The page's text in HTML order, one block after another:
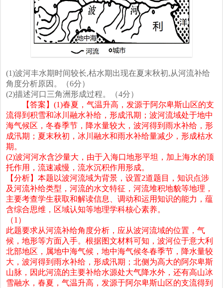
(1)波河丰水期时间较长,枯水期出现在夏末秋初,从河流补给
角度分析原因。（6分）
(2)描述河口三角洲形成过程。（4分）
【答案】(1)春夏，气温升高，发源于阿尔卑斯山区的支
流得到积雪和冰川融水补给，形成汛期；波河流域处于地中
海气候区，冬春季节，降水量较大，波河得到雨水补给，形
成汛期；夏末秋初，冰川融水和雨水补给量减少，形成枯水
期。
(2)波河河水含沙量大，由于入海口地形平坦，加上海水的顶
托作用，流速减慢，流水沉积作用形成。
【分析】本题以波河流域为背景，设置2道题目，知识点涉
及河流补给类型，河流的水文特征，河流堆积地貌等地理，
主要考查学生获取和解读信息、调动和运用知识的能力，蕴
含综合思维，区域认知等地理学科核心素养。
（1）
此题要求从河流补给角度分析，应从波河流域的位置，气
候，地形等方面入手。根据图文材料可知，波河位于意大利
北部地区，属地中海气候，地中海气候冬春季节，降水量较
大，波河得到雨水补给，形成汛期；北侧为高大的阿尔卑斯
山脉，因此河流的主要补给水源处大气降水外，还有高山冰
雪融水，春夏，气温升高，发源于阿尔卑斯山区的支流得到